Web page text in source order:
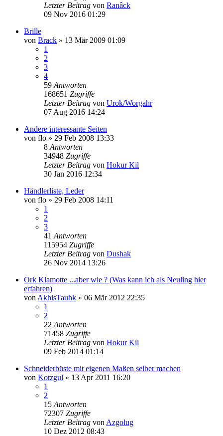
Letzter Beitrag von Ranâck
09 Nov 2016 01:29
Brille
von Brack » 13 Mär 2009 01:09
1
2
3
4
59 Antworten
168651 Zugriffe
Letzter Beitrag von Urok/Worgahr
07 Aug 2016 14:24
Andere interessante Seiten
von flo » 29 Feb 2008 13:33
8 Antworten
34948 Zugriffe
Letzter Beitrag von Hokur Kil
30 Jan 2016 12:34
Händlerliste, Leder
von flo » 29 Feb 2008 14:11
1
2
3
41 Antworten
115954 Zugriffe
Letzter Beitrag von Dushak
26 Nov 2014 13:26
Ork Klamotte ...aber wie ? (Was kann ich als Neuling hier
erfahren)
von AkhisTauhk » 06 Mär 2012 22:35
1
2
22 Antworten
71458 Zugriffe
Letzter Beitrag von Hokur Kil
09 Feb 2014 01:14
Schneiderbüste mit eigenen Maßen selber machen
von Kotzgul » 13 Apr 2011 16:20
1
2
15 Antworten
72307 Zugriffe
Letzter Beitrag von Azgolug
10 Dez 2012 08:43